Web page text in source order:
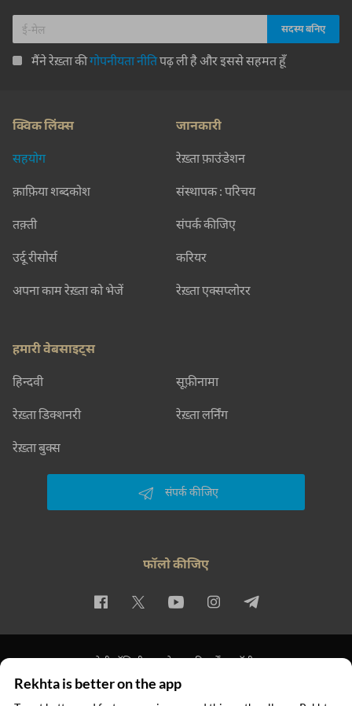
मैंने रेख़्ता कीगोपनीयता नीतिपढ़ ली है और इससे सहमत हूँ
क्विक लिंक्स
सहयोग
क़ाफ़िया शब्दकोश
तक़्ती
उर्दू रीसोर्स
अपना काम रेख़्ता को भेजें
जानकारी
रेख़्ता फ़ाउंडेशन
संस्थापक : परिचय
संपर्क कीजिए
करियर
रेख़्ता एक्सप्लोरर
हमारी वेबसाइट्स
हिन्दवी सूफ़ीनामा
रेख़्ता डिक्शनरी रेख़्ता लर्निंग
रेख़्ता बुक्स
संपर्क कीजिए
फॉलो कीजिए
प्राइवेसी पॉलिसी इस्तेमाल की शर्तें कॉपीराइट
© 2026 Rekhta™ Foundation. All rights reserved.
Rekhta is better on the app